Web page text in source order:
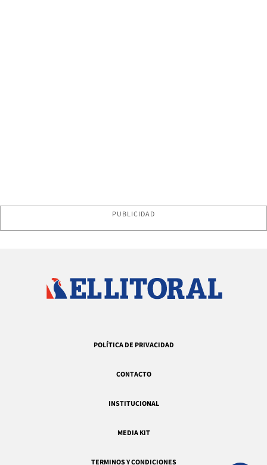
PUBLICIDAD
POLÍTICA DE PRIVACIDAD
CONTACTO
INSTITUCIONAL
MEDIA KIT
TERMINOS Y CONDICIONES